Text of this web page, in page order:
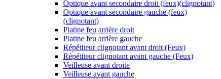
Optique avant secondaire droit (feux)(clignotant)
Optique avant secondaire gauche (feux)
(clignotant)
Platine feu arrière droit
Platine feu arrière gauche
Répétiteur clignotant avant droit (Feux)
Répétiteur clignotant avant gauche (Feux)
Veilleuse avant droite
Veilleuse avant gauche